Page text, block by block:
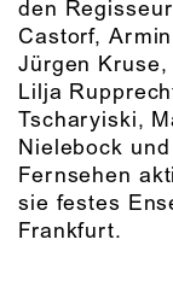
den
Castorf,
Jürgen
Lilja
Tscharyiski,
Nielebock
Fernsehen
sie festes
Frankfurt.